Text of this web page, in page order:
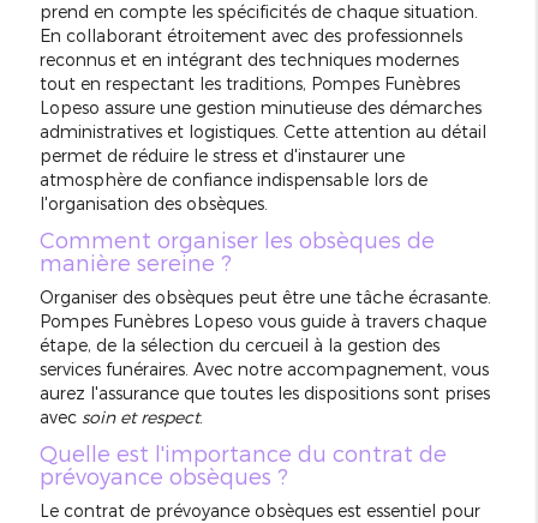
prend en compte les spécificités de chaque situation.
En collaborant étroitement avec des professionnels
reconnus et en intégrant des techniques modernes
tout en respectant les traditions, Pompes Funèbres
Lopeso assure une gestion minutieuse des démarches
administratives et logistiques. Cette attention au détail
permet de réduire le stress et d'instaurer une
atmosphère de confiance indispensable lors de
l'organisation des obsèques.
Comment organiser les obsèques de
manière sereine ?
Organiser des obsèques peut être une tâche écrasante.
Pompes Funèbres Lopeso vous guide à travers chaque
étape, de la sélection du cercueil à la gestion des
services funéraires. Avec notre accompagnement, vous
aurez l'assurance que toutes les dispositions sont prises
avec soin et respect.
Quelle est l'importance du contrat de
prévoyance obsèques ?
Le contrat de prévoyance obsèques est essentiel pour